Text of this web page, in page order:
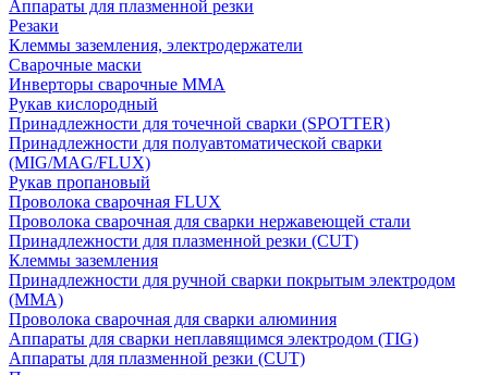
Аппараты для плазменной резки
Резаки
Клеммы заземления, электродержатели
Сварочные маски
Инверторы сварочные ММА
Рукав кислородный
Принадлежности для точечной сварки (SPOTTER)
Принадлежности для полуавтоматической сварки
(MIG/MAG/FLUX)
Рукав пропановый
Проволока сварочная FLUX
Проволока сварочная для сварки нержавеющей стали
Принадлежности для плазменной резки (CUT)
Клеммы заземления
Принадлежности для ручной сварки покрытым электродом
(MMA)
Проволока сварочная для сварки алюминия
Аппараты для сварки неплавящимся электродом (TIG)
Аппараты для плазменной резки (CUT)